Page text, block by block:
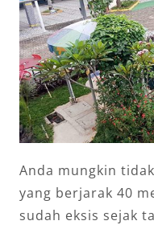
Anda mungkin
yang berjarak 40
sudah eksis sejak